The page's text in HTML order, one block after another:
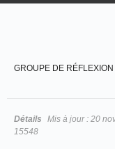
GROUPE DE
Détails Mis à jour : 20
15548